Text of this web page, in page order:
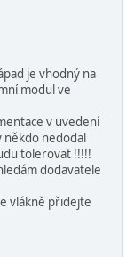
je vhodný na
modul ve
v uvedení
někdo nedodal
tolerovat !!!!!
dodavatele
vlákně přidejte